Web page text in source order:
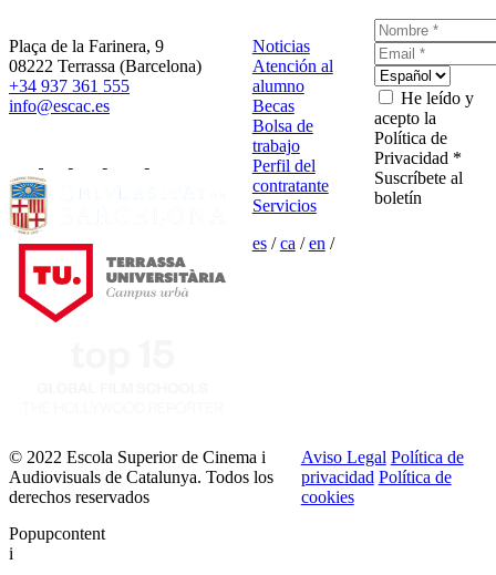
Plaça de la Farinera, 9
08222 Terrassa (Barcelona)
+34 937 361 555
info@escac.es
Noticias
Atención al
alumno
Becas
Bolsa de
trabajo
Perfil del
contratante
Servicios
es/ca /en /
He leído y
acepto la
Política de
Privacidad *
Suscríbete al
boletín
© 2022 Escola Superior de Cinema i
Audiovisuals de Catalunya. Todos los
derechos reservados
Aviso Legal Política de
privacidad Política de
cookies
Popupcontent
i